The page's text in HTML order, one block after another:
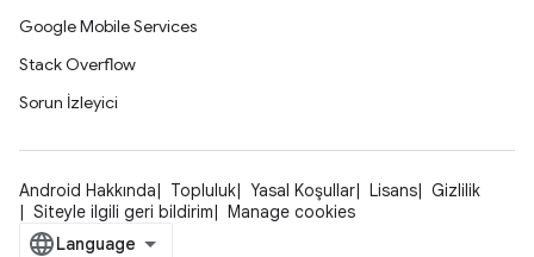
Google Mobile Services
Stack Overflow
Sorun İzleyici
Android Hakkında Topluluk Yasal Koşullar Lisans
Gizlilik
Siteyle ilgili geri bildirim
Manage cookies